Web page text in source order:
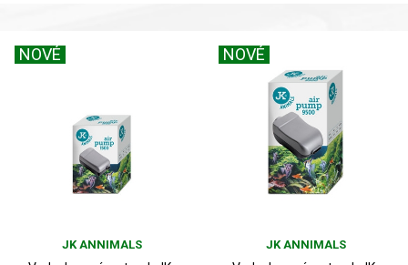
NOVÉ
JK ANNIMALS
NOVÉ
JK ANNIMALS